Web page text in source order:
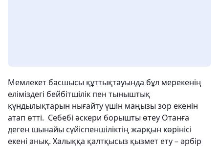
Мемлекет басшысы құттықтауында бұл мерекенің
еліміздегі бейбітшілік пен тыныштық
құндылықтарын нығайту үшін маңызы зор екенін
атап өтті. Себебі әскери борышты өтеу Отанға
деген шынайы сүйіспеншіліктің жарқын көрінісі
екені анық. Халыққа қалтқысыз қызмет ету – әрбір